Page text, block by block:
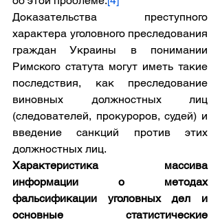
Доказательства преступного
характера уголовного преследования
граждан Украины в понимании
Римского статута могут иметь такие
последствия, как преследование
виновных должностных лиц
(следователей, прокуроров, судей) и
введение санкций против этих
должностных лиц.
Характеристика массива
информации о методах
фальсификации уголовных дел и
основные статистические